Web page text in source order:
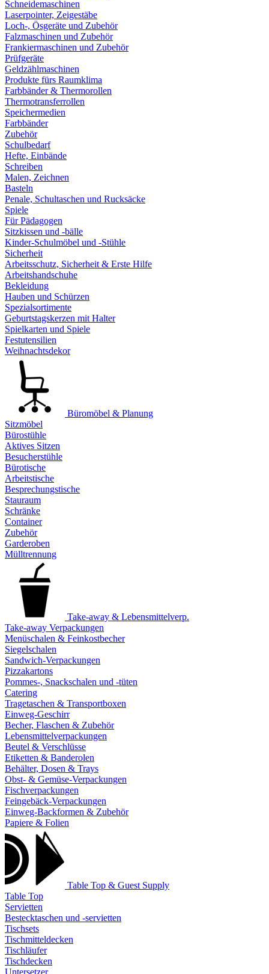
Schneidemaschinen
Laserpointer, Zeigestäbe
Loch-, Ösgeräte und Zubehör
Falzmaschinen und Zubehör
Frankiermaschinen und Zubehör
Prüfgeräte
Geldzählmaschinen
Produkte fürs Raumklima
Farbbänder & Thermorollen
Thermotransferrollen
Speichermedien
Farbbänder
Zubehör
Schulbedarf
Hefte, Einbände
Schreiben
Malen, Zeichnen
Basteln
Penale, Schultaschen und Rucksäcke
Spiele
Für Pädagogen
Sitzkissen und -bälle
Kinder-Schulmöbel und -Stühle
Sicherheit
Arbeitsschutz, Sicherheit & Erste Hilfe
Arbeitshandschuhe
Bekleidung
Hauben und Schürzen
Spezialsortimente
Geburtstagskerzen mit Halter
Spielkarten und Spiele
Festutensilien
Weihnachtsdekor
Büromöbel & Planung
Sitzmöbel
Bürostühle
Aktives Sitzen
Besucherstühle
Bürotische
Arbeitstische
Besprechungstische
Stauraum
Schränke
Container
Zubehör
Garderoben
Mülltrennung
Take-away & Lebensmittelverp.
Take-away Verpackungen
Menüschalen & Feinkostbecher
Siegelschalen
Sandwich-Verpackungen
Pizzakartons
Pommes-, Snackschalen und -tüten
Catering
Tragetaschen & Transportboxen
Einweg-Geschirr
Becher, Flaschen & Zubehör
Lebensmittelverpackungen
Beutel & Verschlüsse
Etiketten & Banderolen
Behälter, Dosen & Trays
Obst- & Gemüse-Verpackungen
Fischverpackungen
Feingebäck-Verpackungen
Einweg-Backformen & Zubehör
Papiere & Folien
Table Top & Guest Supply
Table Top
Servietten
Bestecktaschen und -servietten
Tischsets
Tischmitteldecken
Tischläufer
Tischdecken